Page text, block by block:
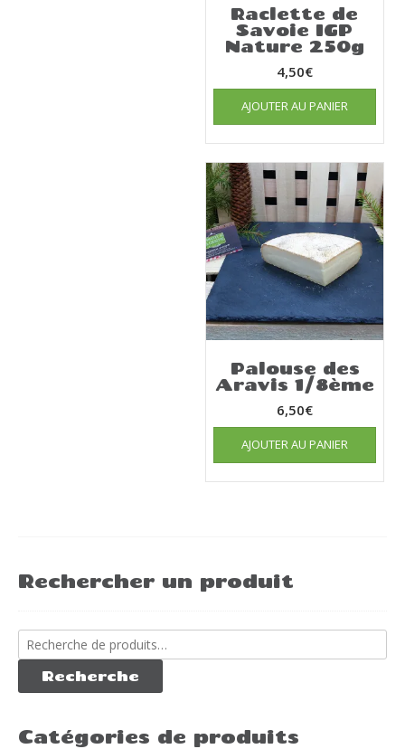
Raclette de
Savoie IGP
Nature 250g
4,50€
AJOUTER AU PANIER
Palouse des
Aravis 1/8ème
6,50€
AJOUTER AU PANIER
Rechercher un produit
Recherche
pour :
Recherche
Catégories de produits